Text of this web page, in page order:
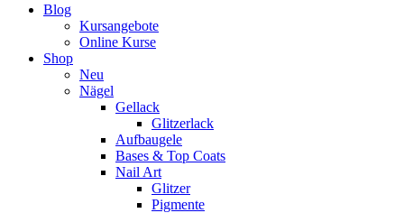
Blog
Kursangebote
Online Kurse
Shop
Neu
Nägel
Gellack
Glitzerlack
Aufbaugele
Bases & Top Coats
Nail Art
Glitzer
Pigmente